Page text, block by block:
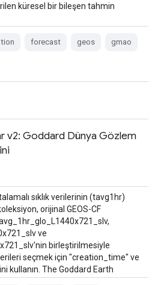
küresel bir bileşen tahmin
forecast geos gmao
v2: Goddard Dünya Gözlem
sıklık verilerinin (tavg1hr)
orijinal GEOS-CF
ve
birleştirilmesiyle
seçmek için "creation_time" ve
kullanın. The Goddard Earth